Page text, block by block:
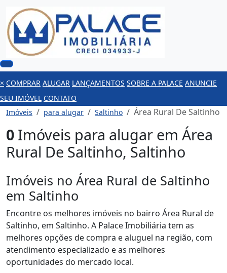
× COMPRAR ALUGAR LANÇAMENTOS SOBRE A PALACE ANUNCIE
SEU IMÓVEL CONTATO
Imóveis
para alugar Saltinho Área Rural De Saltinho
0 Imóveis para alugar em Área
Rural De Saltinho, Saltinho
Imóveis no Área Rural de Saltinho
em Saltinho
Encontre os melhores imóveis no bairro Área Rural de
Saltinho, em Saltinho. A Palace Imobiliária tem as
melhores opções de compra e aluguel na região, com
atendimento especializado e as melhores
oportunidades do mercado local.